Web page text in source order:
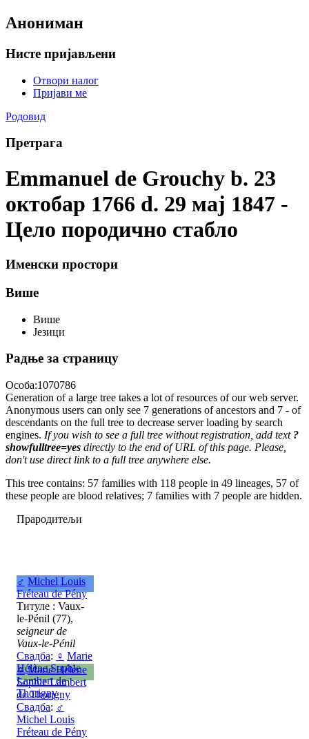
Анониман
Нисте пријављени
Отвори налог
Пријави ме
Родовид
Претрага
Emmanuel de Grouchy b. 23
октобар 1766 d. 29 мај 1847 -
Цело породично стабло
Именски простори
Више
Више
Језици
Радње за страницу
Особа:1070786
Generation of a large tree takes a lot of resources of our web server.
Anonymous users can only see 7 generations of ancestors and 7 - of
descendants on the full tree to decrease server loading by search
engines. If you wish to see a full tree without registration, add text ?
showfulltree=yes directly to the end of URL of this page. Please,
don't use direct link to a full tree anywhere else.
This tree contains: 57 families with 118 people in 49 lineages, 57 of
these people are blood relatives; 7 families with 7 people are hidden.
Прародитељи
♂ Michel Louis
Fréteau de Pény
Титуле : Vaux-
le-Pénil (77),
seigneur de
Vaux-le-Pénil
Свадба: ♀ Marie
Hélène Sophie
Lambert de
Thorigny
♀ Marie Hélène
Sophie Lambert
de Thorigny
Свадба: ♂
Michel Louis
Fréteau de Pény